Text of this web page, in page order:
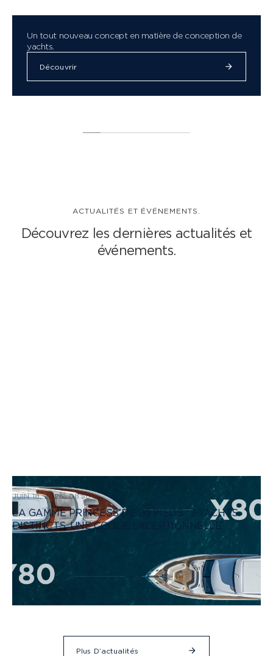
CLASSE X
Un tout nouveau concept en matière de conception de
yachts.
Découvrir
ACTUALITÉS ET ÉVÉNEMENTS.
Découvrez les dernières actualités et
événements.
JUIN 18, 2026, 08:50
LA GAMME PRINCESS DE 80 PIEDS : 3 YACHTS
DISTINCTS, UNE COQUE EXCEPTIONNELLE
Plus D’actualités